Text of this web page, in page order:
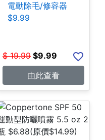
電動除毛/修容器
$9.99
$ 19.99 $9.99
由此查看